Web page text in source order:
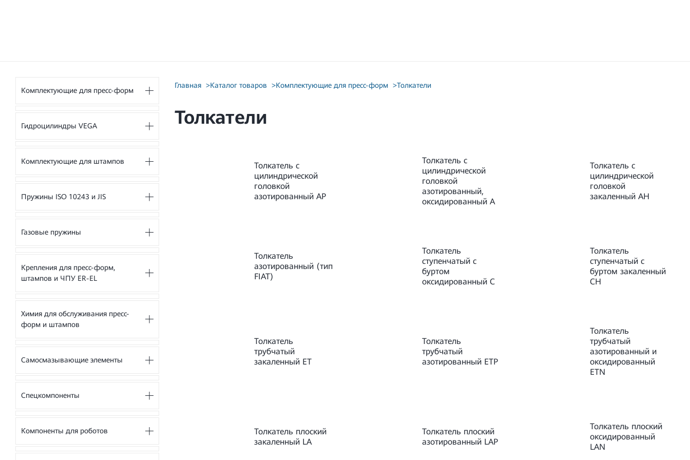
Комплектующие для пресс-форм
Гидроцилиндры VEGA
Комплектующие для штампов
Пружины ISO 10243 и JIS
Газовые пружины
Крепления для пресс-форм,
штампов и ЧПУ ER-EL
Химия для обслуживания пресс-
форм и штампов
Самосмазывающие элементы
Спецкомпоненты
Компоненты для роботов
Главная >Каталог товаров >Комплектующие для пресс-форм >Толкатели
Толкатели
Толкатель с
цилиндрической
головкой
азотированный AP
Толкатель с
цилиндрической
головкой
азотированный,
оксидированный A
Толкатель с
цилиндрической
головкой
закаленный AH
Толкатель
азотированный (тип
FIAT)
Толкатель
ступенчатый с
буртом
оксидированный C
Толкатель
ступенчатый с
буртом закаленный
CH
Толкатель
трубчатый
закаленный ET
Толкатель
трубчатый
азотированный ETP
Толкатель
трубчатый
азотированный и
оксидированный
ETN
Толкатель плоский
закаленный LA
Толкатель плоский
азотированный LAP
Толкатель плоский
оксидированный
LAN